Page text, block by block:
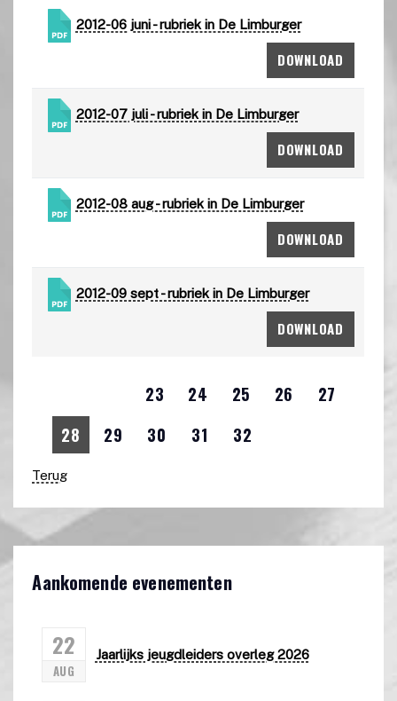
2012-06 juni - rubriek in De Limburger
DOWNLOAD
2012-07 juli - rubriek in De Limburger
DOWNLOAD
2012-08 aug - rubriek in De Limburger
DOWNLOAD
2012-09 sept - rubriek in De Limburger
DOWNLOAD
23 24 25 26
27
28
29 30 31 32
Terug
Aankomende evenementen
22
AUG
Jaarlijks jeugdleiders overleg 2026